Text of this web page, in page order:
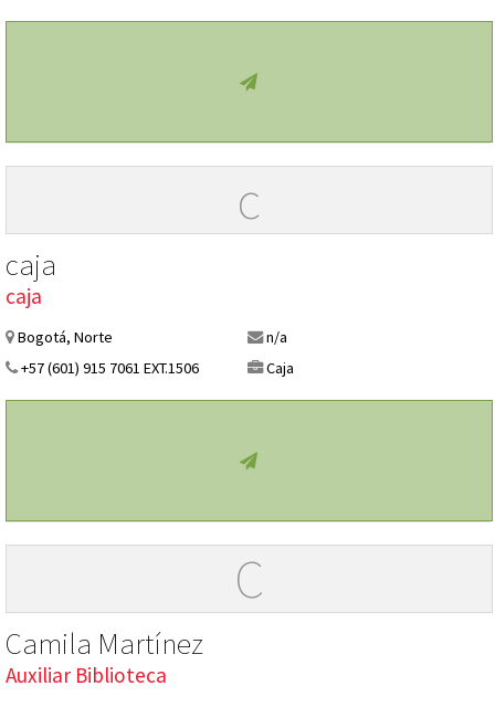
c
caja
caja
Bogotá, Norte
n/a
+57 (601) 915 7061 EXT.1506
Caja
C
Camila Martínez
Auxiliar Biblioteca